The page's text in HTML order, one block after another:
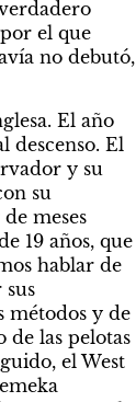
el que
no debutó,
El año
descenso. El
y su
su
meses
19 años, que
hablar de
sus
métodos y de
de las pelotas
el West